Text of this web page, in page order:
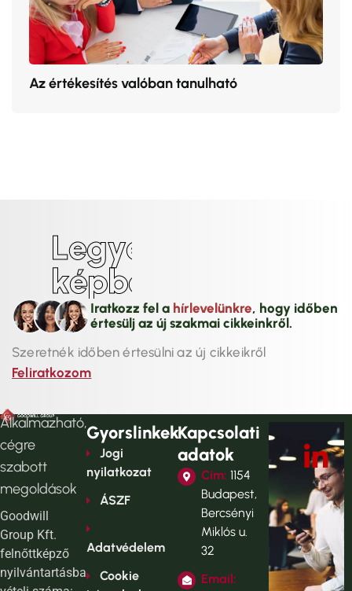
Az értékesítés valóban tanulható
Legyé
képbe
Iratkozz fel a hírlevelünkre, hogy időben
értesülj az új szakmai cikkeinkről.
Szeretnék időben értesülni az új cikkeikről
Feliratkozom
Alkalmazható,
cégre
szabott
megoldások
Goodwill
Group Kft.
felnőttképző
nyilvántartásba
Gyorslinkek
Jogi
nyilatkozat
ÁSZF
Adatvédelem
Cookie
Kapcsolati
adatok
Cím: 1154
Budapest,
Bercsényi
Miklós u.
32
Email: